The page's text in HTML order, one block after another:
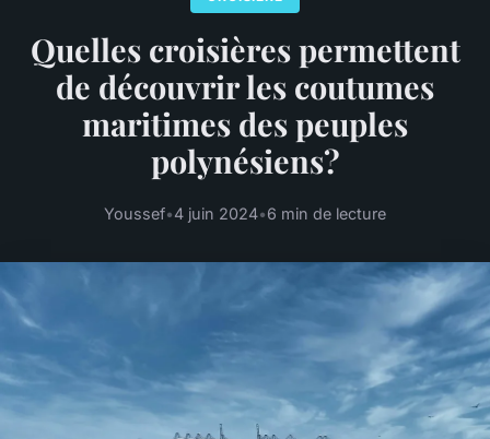
Quelles croisières permettent
de découvrir les coutumes
maritimes des peuples
polynésiens?
Youssef•4 juin 2024•6 min de lecture